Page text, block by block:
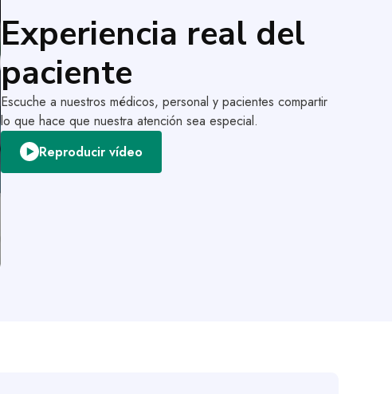
Experiencia real del
paciente
Escuche a nuestros médicos, personal y pacientes compartir
lo que hace que nuestra atención sea especial.
Reproducir vídeo